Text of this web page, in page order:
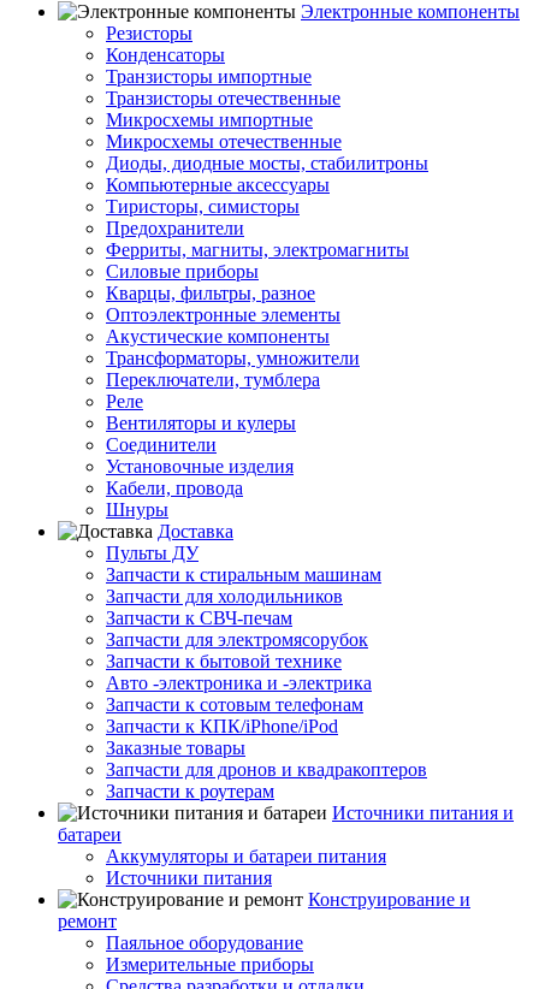
Электронные компоненты
Резисторы
Конденсаторы
Транзисторы импортные
Транзисторы отечественные
Микросхемы импортные
Микросхемы отечественные
Диоды, диодные мосты, стабилитроны
Компьютерные аксессуары
Тиристоры, симисторы
Предохранители
Ферриты, магниты, электромагниты
Силовые приборы
Кварцы, фильтры, разное
Оптоэлектронные элементы
Акустические компоненты
Трансформаторы, умножители
Переключатели, тумблера
Реле
Вентиляторы и кулеры
Соединители
Установочные изделия
Кабели, провода
Шнуры
Доставка
Пульты ДУ
Запчасти к стиральным машинам
Запчасти для холодильников
Запчасти к СВЧ-печам
Запчасти для электромясорубок
Запчасти к бытовой технике
Авто -электроника и -электрика
Запчасти к сотовым телефонам
Запчасти к КПК/iPhone/iPod
Заказные товары
Запчасти для дронов и квадракоптеров
Запчасти к роутерам
Источники питания и
батареи
Аккумуляторы и батареи питания
Источники питания
Конструирование и
ремонт
Паяльное оборудование
Измерительные приборы